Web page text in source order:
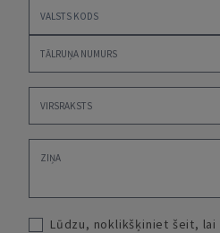
Lūdzu, noklikšķiniet šeit, lai